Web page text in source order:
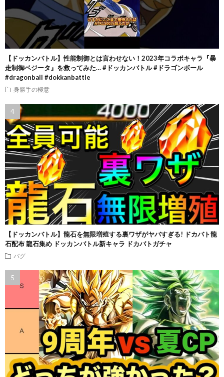
【ドッカンバトル】性能制御とは言わせない！2023年コラボキャラ『暴
走制御ベジータ』を救ってみた… #ドッカンバトル #ドラゴンボール
#dragonball #dokkanbattle
身勝手の極意
【ドッカンバトル】龍石を無限増殖する裏ワザがヤバすぎる! ドカバト龍
石配布 龍石集め ドッカンバトル新キャラ ドカバトガチャ
バグ